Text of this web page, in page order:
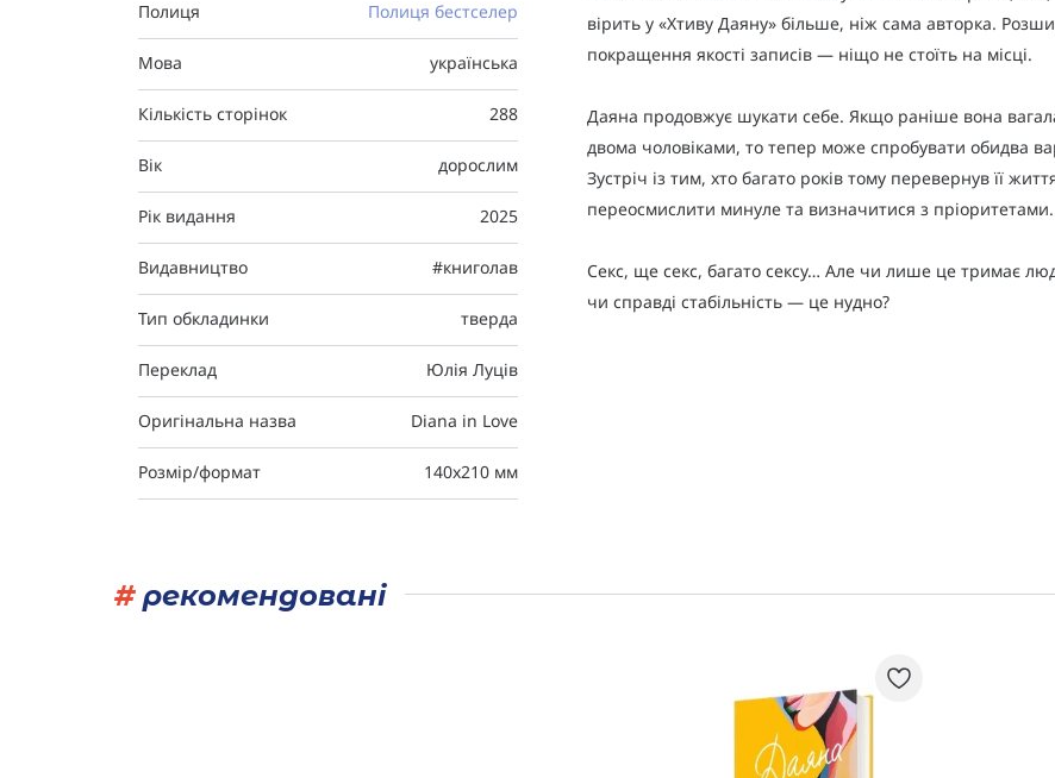
Полиця Полиця бестселер
Мова українська
Кількість сторінок 288
Вік дорослим
Рік видання 2025
Видавництво #книголав
Тип обкладинки тверда
Переклад Юлія Луців
Оригінальна назва Diana in Love
Розмір/формат 140х210 мм
вірить у «Хтиву Даяну» більше, ніж сама авторка.
покращення якості записів — ніщо не стоїть на місці.
Даяна продовжує шукати себе. Якщо раніше вона
двома чоловіками, то тепер може спробувати обидва
Зустріч із тим, хто багато років тому перевернув її
переосмислити минуле та визначитися з пріоритетами.
Секс, ще секс, багато сексу… Але чи лише це тримає
чи справді стабільність — це нудно?
#рекомендовані